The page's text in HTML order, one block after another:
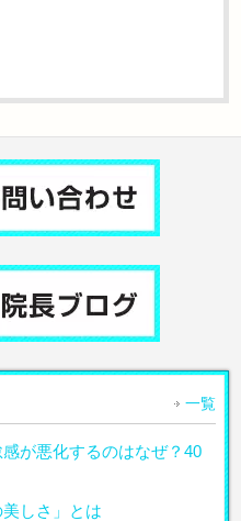
一覧
が悪化するのはなぜ？40
しさ」とは